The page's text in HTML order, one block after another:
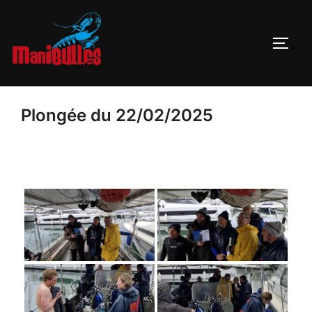
Plongée du 22/02/2025